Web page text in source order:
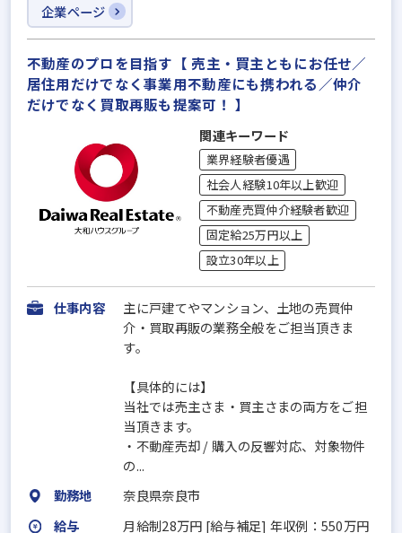
企業ページ
不動産のプロを目指す【 売主・買主ともにお任せ／
居住用だけでなく事業用不動産にも携われる／仲介
だけでなく買取再販も提案可！ 】
関連キーワード
業界経験者優遇
社会人経験10年以上歓迎
不動産売買仲介経験者歓迎
固定給25万円以上
設立30年以上
仕事内容
主に戸建てやマンション、土地の売買仲
介・買取再販の業務全般をご担当頂きま
す。
【具体的には】
当社では売主さま・買主さまの両方をご担
当頂きます。
・不動産売却 / 購入の反響対応、対象物件
の...
勤務地
奈良県奈良市
給与
月給制28万円 [給与補足] 年収例：550万円